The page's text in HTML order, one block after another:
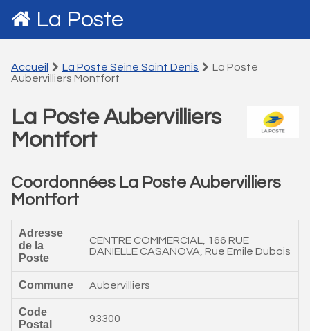
La Poste
Accueil La Poste Seine Saint Denis
La Poste
Aubervilliers Montfort
La Poste Aubervilliers
Montfort
Coordonnées La Poste Aubervilliers
Montfort
Adresse
de la
Poste
CENTRE COMMERCIAL, 166 RUE
DANIELLE CASANOVA, Rue Emile Dubois
Commune Aubervilliers
Code
Postal
93300